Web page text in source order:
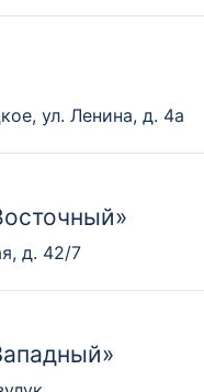
ул. Ленина, д. 4а
д. 42/7